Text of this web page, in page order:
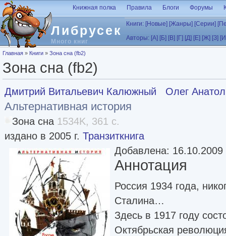
Перейти к основному содержанию
Либрусек
Много книг
Книжная полка Правила Блоги Форумы
Книги: [Новые] [Жанры] [Серии]
Авторы: [А] [Б] [В] [Г] [Д] [Е] [Ж] [З]
Вы здесь
Главная » Книги » Зона сна (fb2)
Зона сна (fb2)
Дмитрий Витальевич Калюжный Олег
Альтернативная история
Зона сна 1534K, 361 с.
издано в 2005 г. Транзиткнига
Добавлена: 16.10.2009
Аннотация
Россия 1934 года,
Сталина…
Здесь в 1917 году
Октябрьская